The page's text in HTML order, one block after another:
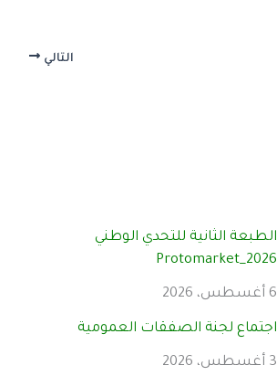
الطبعة الثانية للتحدي الوطني
Protomarket_2026
6 أغسطس، 2026
اجتماع لجنة الصفقات العمومية
3 أغسطس، 2026
التالي